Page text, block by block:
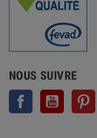
NOUS SUIVRE
Facebook YouTube